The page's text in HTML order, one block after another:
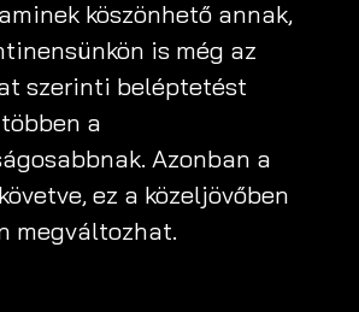
köszönhető annak,
is még az
szerinti beléptetést
a
Azonban a
ez a közeljövőben
megváltozhat.